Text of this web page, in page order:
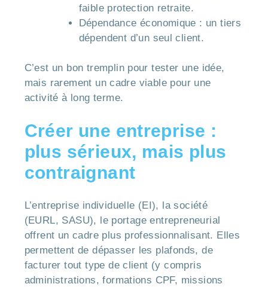
faible protection retraite.
Dépendance économique : un tiers
dépendent d’un seul client.
C’est un bon tremplin pour tester une idée,
mais rarement un cadre viable pour une
activité à long terme.
Créer une entreprise :
plus sérieux, mais plus
contraignant
L’entreprise individuelle (EI), la société
(EURL, SASU), le portage entrepreneurial
offrent un cadre plus professionnalisant. Elles
permettent de dépasser les plafonds, de
facturer tout type de client (y compris
administrations, formations CPF, missions